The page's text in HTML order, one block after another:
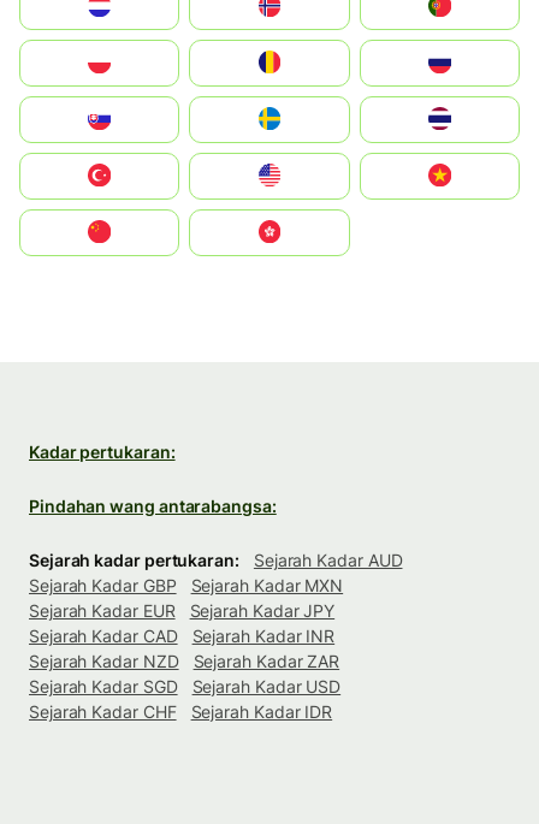
United States
中國香港特別行政區
Kadar pertukaran:
Pindahan wang antarabangsa:
Sejarah kadar pertukaran:
Sejarah Kadar AUD
Sejarah Kadar GBP
Sejarah Kadar MXN
Sejarah Kadar EUR
Sejarah Kadar JPY
Sejarah Kadar CAD
Sejarah Kadar INR
Sejarah Kadar NZD
Sejarah Kadar ZAR
Sejarah Kadar SGD
Sejarah Kadar USD
Sejarah Kadar CHF
Sejarah Kadar IDR